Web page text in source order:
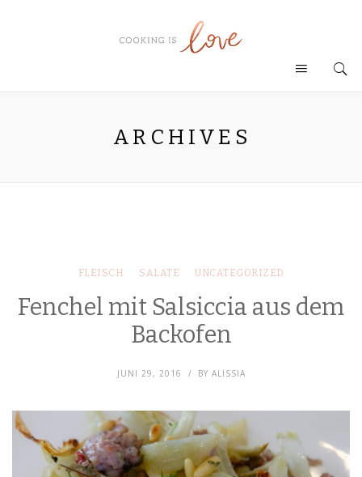
ARCHIVES
FLEISCH SALATE UNCATEGORIZED
Fenchel mit Salsiccia aus dem
Backofen
JUNI 29, 2016 BY ALISSIA